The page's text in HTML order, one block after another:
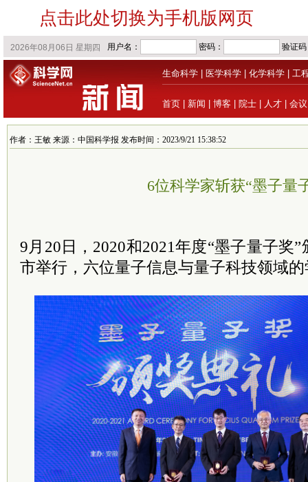
点击此处切换为手机版网页
生命科学 医学科学 化学科学 工
首页 新闻 博客 院士 人才 会议
作者：王敏 来源：中国科学报 发布时间：2023/9/21 15:38:52
6位科学家斩获“墨子量
9月20日，2020和2021年度“墨子量子奖
市举行，六位量子信息与量子科技领域